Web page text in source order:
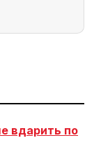
вдарить по